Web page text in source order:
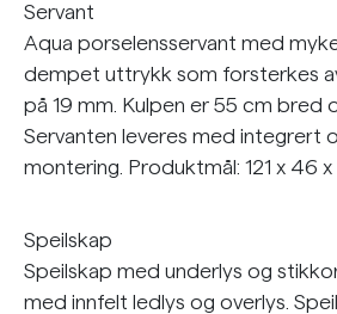
Servant
Aqua porselensservant med
dempet uttrykk som forsterkes
på 19 mm. Kulpen er 55 cm bred
Servanten leveres med integrert
montering. Produktmål: 121 x 46 x
Speilskap
Speilskap med underlys og
med innfelt ledlys og overlys.